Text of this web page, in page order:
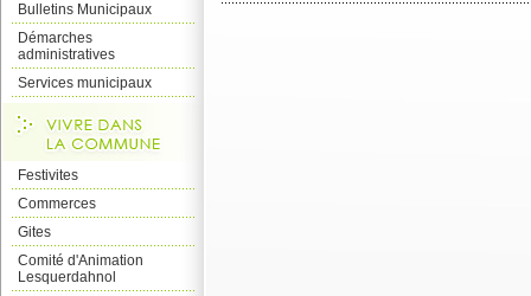
Bulletins Municipaux
Démarches
administratives
Services municipaux
Festivites
Commerces
Gites
Comité d'Animation
Lesquerdahnol